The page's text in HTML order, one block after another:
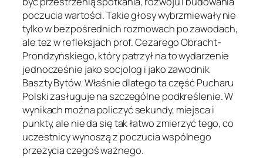
poczucia wartości. Takie głosy wybrzmiewały nie
tylko w bezpośrednich rozmowach po zawodach,
ale też w refleksjach prof. Cezarego Obracht-
Prondzyńskiego, który patrzył na to wydarzenie
jednocześnie jako socjolog i jako zawodnik
Baszty Bytów. Właśnie dlatego ta część Pucharu
Polski zasługuje na szczególne podkreślenie. W
wynikach można policzyć sekundy, miejsca i
punkty, ale nie da się tak łatwo zmierzyć tego, co
uczestnicy wynoszą z poczucia wspólnego
przeżycia czegoś ważnego.